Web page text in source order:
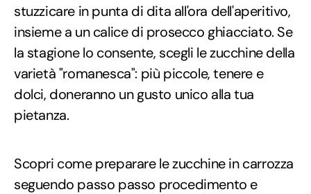
stuzzicare in punta di dita all'ora dell'aperitivo,
insieme a un calice di prosecco ghiacciato. Se
la stagione lo consente, scegli le zucchine della
varietà "romanesca": più piccole, tenere e
dolci, doneranno un gusto unico alla tua
pietanza.
Scopri come preparare le zucchine in carrozza
seguendo passo passo procedimento e